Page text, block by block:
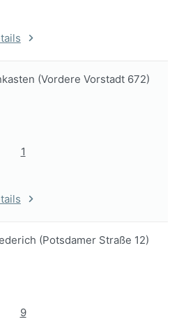
(Vordere Vorstadt 672)
1
(Potsdamer Straße 12)
9